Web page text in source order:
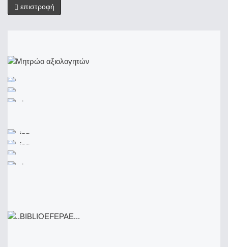
επιστροφή